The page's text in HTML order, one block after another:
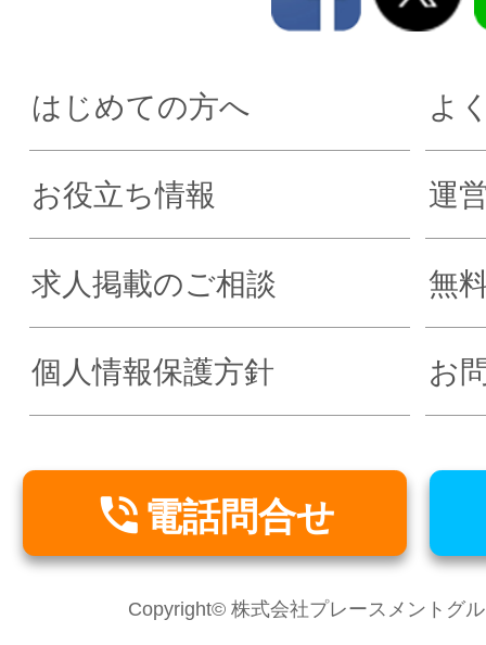
はじめての方へ よ
お役立ち情報 運
求人掲載のご相談 無
個人情報保護方針 お
 電話問合せ
Copyright© 株式会社プレースメントグ